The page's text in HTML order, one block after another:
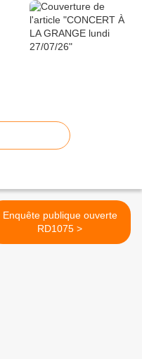
Enquête publique ouverte
RD1075 >